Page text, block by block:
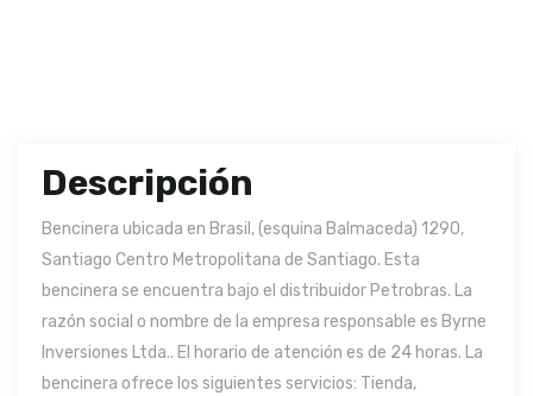
Descripción
Bencinera ubicada en Brasil, (esquina Balmaceda) 1290,
Santiago Centro Metropolitana de Santiago. Esta
bencinera se encuentra bajo el distribuidor Petrobras. La
razón social o nombre de la empresa responsable es Byrne
Inversiones Ltda.. El horario de atención es de 24 horas. La
bencinera ofrece los siguientes servicios: Tienda,